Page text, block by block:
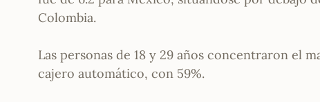
Colombia.
Las personas de 18 y 29 años concentraron el
cajero automático, con 59%.